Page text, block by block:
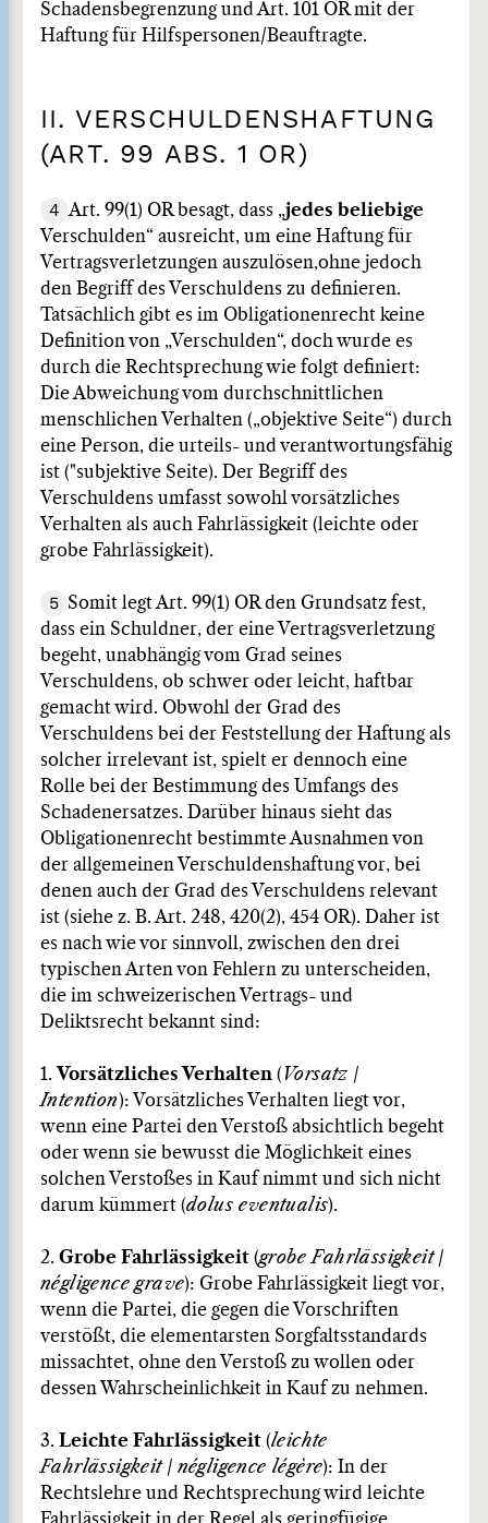
Schadensbegrenzung und Art. 101 OR mit der
Haftung für Hilfspersonen/Beauftragte.
II. VERSCHULDENSHAFTUNG
(ART. 99 ABS. 1 OR)
4 Art. 99(1) OR besagt, dass „jedes beliebige
Verschulden“ ausreicht, um eine Haftung für
Vertragsverletzungen auszulösen,ohne jedoch
den Begriff des Verschuldens zu definieren.
Tatsächlich gibt es im Obligationenrecht keine
Definition von „Verschulden“, doch wurde es
durch die Rechtsprechung wie folgt definiert:
Die Abweichung vom durchschnittlichen
menschlichen Verhalten („objektive Seite“) durch
eine Person, die urteils- und verantwortungsfähig
ist ("subjektive Seite). Der Begriff des
Verschuldens umfasst sowohl vorsätzliches
Verhalten als auch Fahrlässigkeit (leichte oder
grobe Fahrlässigkeit).
5 Somit legt Art. 99(1) OR den Grundsatz fest,
dass ein Schuldner, der eine Vertragsverletzung
begeht, unabhängig vom Grad seines
Verschuldens, ob schwer oder leicht, haftbar
gemacht wird. Obwohl der Grad des
Verschuldens bei der Feststellung der Haftung als
solcher irrelevant ist, spielt er dennoch eine
Rolle bei der Bestimmung des Umfangs des
Schadenersatzes. Darüber hinaus sieht das
Obligationenrecht bestimmte Ausnahmen von
der allgemeinen Verschuldenshaftung vor, bei
denen auch der Grad des Verschuldens relevant
ist (siehe z. B. Art. 248, 420(2), 454 OR). Daher ist
es nach wie vor sinnvoll, zwischen den drei
typischen Arten von Fehlern zu unterscheiden,
die im schweizerischen Vertrags- und
Deliktsrecht bekannt sind:
1. Vorsätzliches Verhalten ( Vorsatz /
Intention): Vorsätzliches Verhalten liegt vor,
wenn eine Partei den Verstoß absichtlich begeht
oder wenn sie bewusst die Möglichkeit eines
solchen Verstoßes in Kauf nimmt und sich nicht
darum kümmert (dolus eventualis).
2. Grobe Fahrlässigkeit (grobe Fahrlässigkeit/
négligence grave): Grobe Fahrlässigkeit liegt vor,
wenn die Partei, die gegen die Vorschriften
verstößt, die elementarsten Sorgfaltsstandards
missachtet, ohne den Verstoß zu wollen oder
dessen Wahrscheinlichkeit in Kauf zu nehmen.
3. Leichte Fahrlässigkeit (leichte
Fahrlässigkeit/ négligence légère): In der
Rechtslehre und Rechtsprechung wird leichte